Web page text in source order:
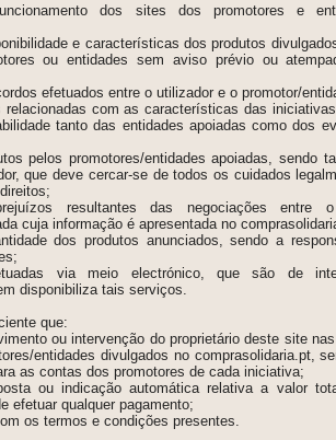
dos sites dos promotores e
e características dos produtos
ou entidades sem aviso prévio ou
efetuados entre o utilizador e o promotor/
com as características das
tanto das entidades apoiadas como dos
pelos promotores/entidades apoiadas, sendo
que deve cercar-se de todos os cuidados
resultantes das negociações entre
cuja informação é apresentada no
dos produtos anunciados, sendo a
via meio electrónico, que são de
disponibiliza tais serviços.
que:
ou intervenção do proprietário deste site
entidades divulgados no comprasolidaria.pt,
as contas dos promotores de cada iniciativa;
ou indicação automática relativa a valor
efetuar qualquer pagamento;
os termos e condições presentes.